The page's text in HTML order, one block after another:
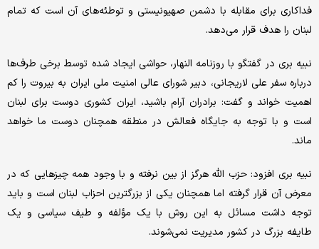
فداکاری برای مقابله با دشمن صهیونیستی و توطئه‌های آن است که تمام
لبنان را هدف قرار می‌دهد.
نبیه بری در گفتگو با روزنامه النهار، حواشی‌ ایجاد شده توسط برخی طرف‌ها
درباره سفر علی لاریجانی، دبیر شورای عالی امنیت ملی ایران به بیروت را کم
اهمیت خواند و گفت: برادران آرام باشید، ایران کشوری دوست برای لبنان
است و با توجه به جایگاه فعالش در منطقه همچنان دوست ما خواهد
ماند.
نبیه بری افزود: حزب الله هرگز از بین نرفته و با وجود همه چیزهایی که در
معرض آن قرار گرفته اما همچنان یکی از بزرگترین احزاب لبنان است و باید
توجه داشت مسائل به این روش با یک مؤلفه و طیف سیاسی و یک
طایفه بزرگ در کشور مدیریت نمی‌شوند.